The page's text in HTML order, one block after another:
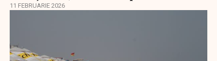
11 FEBRUARIE 2026